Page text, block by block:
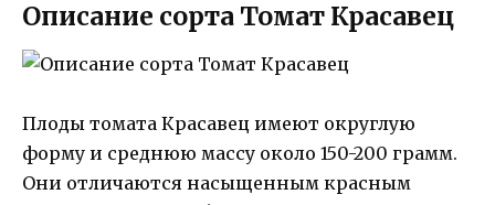
Описание сорта Томат Красавец
Плоды томата Красавец имеют округлую
форму и среднюю массу около 150-200 грамм.
Они отличаются насыщенным красным